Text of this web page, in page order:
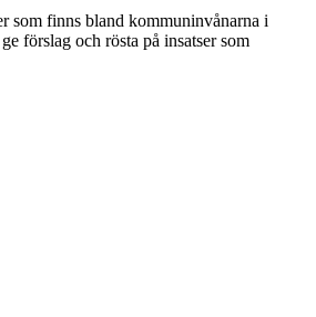
som finns bland kommuninvånarna i
förslag och rösta på insatser som